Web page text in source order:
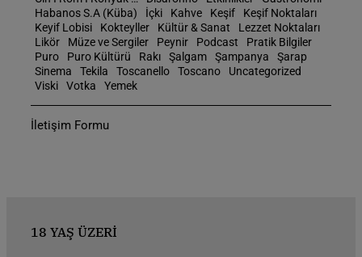
Habanos S.A (Küba)
İçki Kahve Keşif
Keşif Noktaları
Keyif Lobisi
Kokteyller Kültür & Sanat
Lezzet Noktaları
Likör
Müze ve Sergiler Peynir Podcast
Pratik Bilgiler
Puro
Puro Kültürü Rakı Şalgam Şampanya
Şarap
Sinema
Tekila Toscanello Toscano
Uncategorized
Viski
Votka Yemek
İletişim Formu
18 YAŞ ÜZERİ